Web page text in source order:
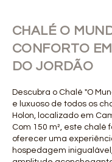
CHALÉ O
CONFORTO
DO JORDÃO
Descubra o Chalé "O
e luxuoso de todos os
Holon, localizado em
Com 150 m², este chalé
oferecer uma
hospedagem